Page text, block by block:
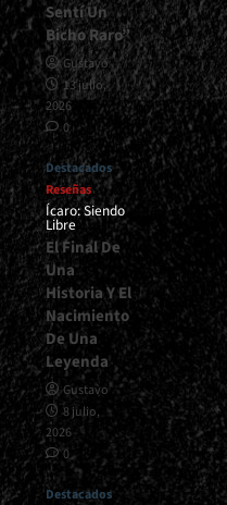
Sentí Un
Bicho Raro”
Gustavo
13 julio,
2026
0
Destacados
Reseñas
Ícaro: Siendo
Libre
El Final De
Una
Historia Y El
Nacimiento
De Una
Leyenda
Gustavo
8 julio,
2026
0
Destacados